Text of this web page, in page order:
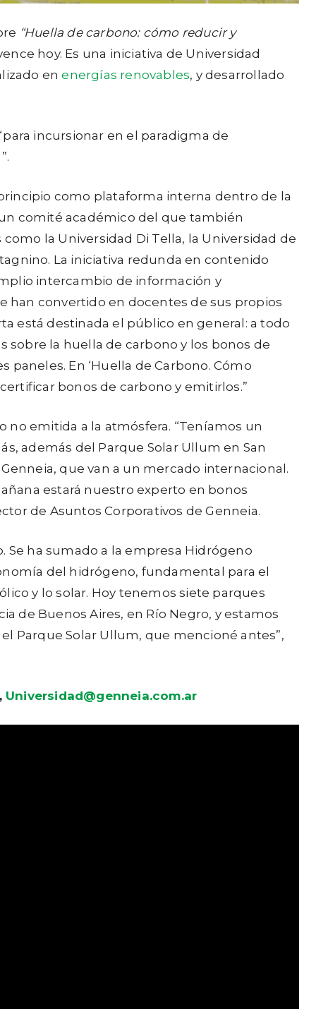
“Huella de carbono: cómo reducir y
hoy. Es una iniciativa de Universidad
enenergías renovables, y desarrollado
incursionar en el paradigma de
como plataforma interna dentro de la
comité académico del que también
la Universidad Di Tella, la Universidad de
La iniciativa redunda en contenido
intercambio de información y
han convertido en docentes de sus propios
está destinada el público en general: a todo
sobre la huella de carbono y los bonos de
En ‘Huella de Carbono. Cómo
bonos de carbono y emitirlos.”
emitida a la atmósfera. “Teníamos un
además del Parque Solar Ullum en San
que van a un mercado internacional.
estará nuestro experto en bonos
de Asuntos Corporativos de Genneia.
Se ha sumado a la empresa Hidrógeno
del hidrógeno, fundamental para el
y lo solar. Hoy tenemos siete parques
de Buenos Aires, en Río Negro, y estamos
Parque Solar Ullum, que mencioné antes”,
Universidad@genneia.com.ar